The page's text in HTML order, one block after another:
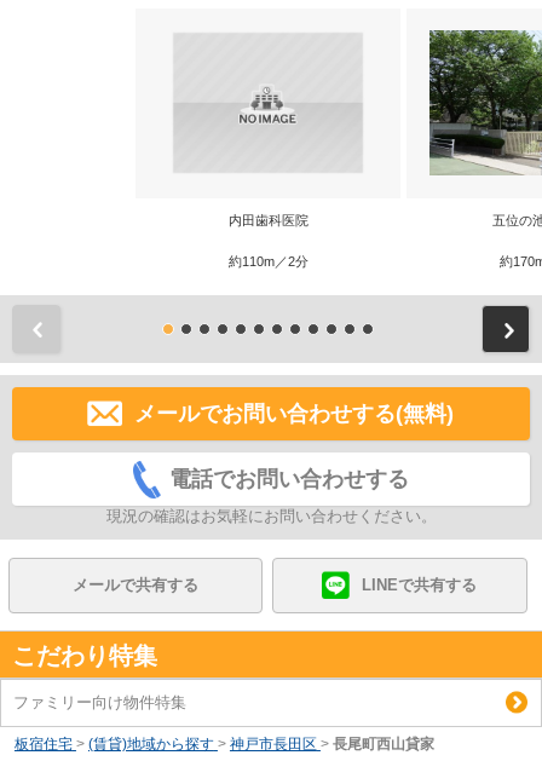
内田歯科医院
約110m／2分
五位の
約
メールでお問い合わせする(無料)
電話でお問い合わせする
現況の確認はお気軽にお問い合わせください。
メールで共有する LINEで共有する
こだわり特集
ファミリー向け物件特集
板宿住宅 > (賃貸)地域から探す > 神戸市長田区 > 長尾町西山貸家